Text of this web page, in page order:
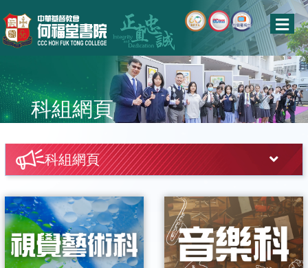
科組網頁
科組網頁